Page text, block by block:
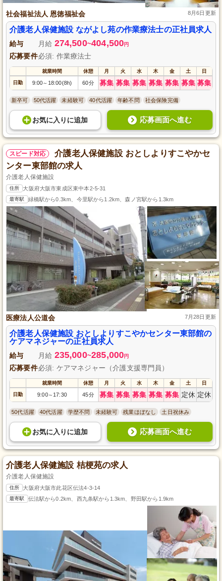
社会福祉法人 恩徳福祉会 8月6日更新
介護老人保健施設 ながよし苑の作業療法士の正社員求人
給与 月給 274,500~404,500円
応募要件必須: 作業療法士
就業時間 休憩 月 火 水 木 金 土 日
日勤 9:00～ 18:00(8h) 60分 募集 募集 募集 募集 募集 募集 募集
新卒可 50代活躍 未経験可 40代活躍 年齢不問 社会保険完備
お気に入り に追加 応募画面へ進む
スピード対応
介護老人保健施設 おとしよりすこやかセ
ンター東部館の求人
介護老人保健施設
住所 大阪府大阪市東成区東中本2-5-31
最寄駅 緑橋駅から0.3km、今里駅から1.2km、森ノ宮駅から1.3km
医療法人公道会 7月28日更新
介護老人保健施設 おとしよりすこやかセンター東部館の
ケアマネジャーの正社員求人
給与 月給 235,000~285,000円
応募要件必須: ケアマネジャー（介護支援専門員）
就業時間 休憩 月 火 水 木 金 土 日
日勤 9:00～ 17:30 45分 募集 募集 募集 募集 募集 定休 定休
50代活躍 40代活躍 学歴不問 未経験可 残業ほぼなし 土日祝休み
お気に入り に追加 応募画面へ進む
介護老人保健施設 桔梗苑の求人
介護老人保健施設
住所 大阪府大阪市此花区伝法4-3-14
最寄駅 伝法駅から0.2km、西九条駅から1.3km、野田駅から1.9km